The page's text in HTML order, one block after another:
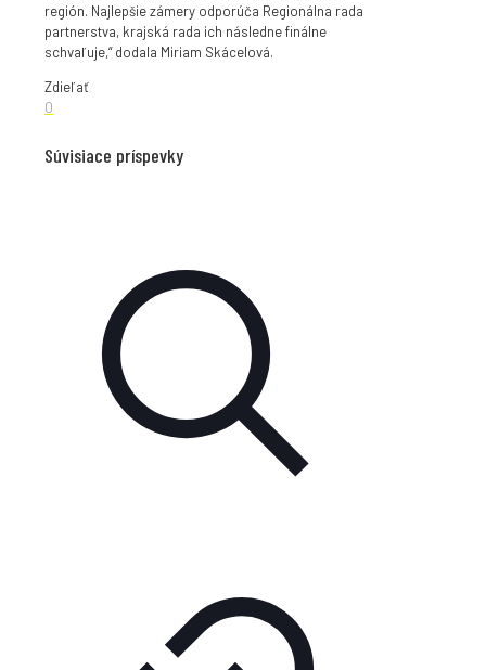
región. Najlepšie zámery odporúča Regionálna rada
partnerstva, krajská rada ich následne finálne
schvaľuje,“ dodala Miriam Skácelová.
Zdieľať
0
Súvisiace príspevky